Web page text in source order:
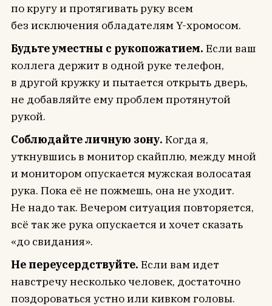
по кругу и протягивать руку всем
без исключения обладателям Y-хромосом.
Будьте уместны с рукопожатием. Если ваш
коллега держит в одной руке телефон,
в другой кружку и пытается открыть дверь,
не добавляйте ему проблем протянутой
рукой.
Соблюдайте личную зону. Когда я,
уткнувшись в монитор скайплю, между мной
и монитором опускается мужская волосатая
рука. Пока её не пожмешь, она не уходит.
Не надо так. Вечером ситуация повторяется,
всё так же рука опускается и хочет сказать
«до свидания».
Не переусердствуйте. Если вам идет
навстречу несколько человек, достаточно
поздороваться устно или кивком головы.